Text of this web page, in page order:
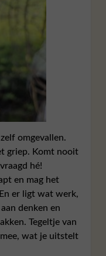
omgevallen.
griep. Komt nooit
hé!
en mag het
er ligt wat werk,
denken en
Tegeltje van
wat je uitstelt